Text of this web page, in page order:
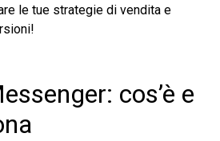
le tue strategie di vendita e
cos’è e